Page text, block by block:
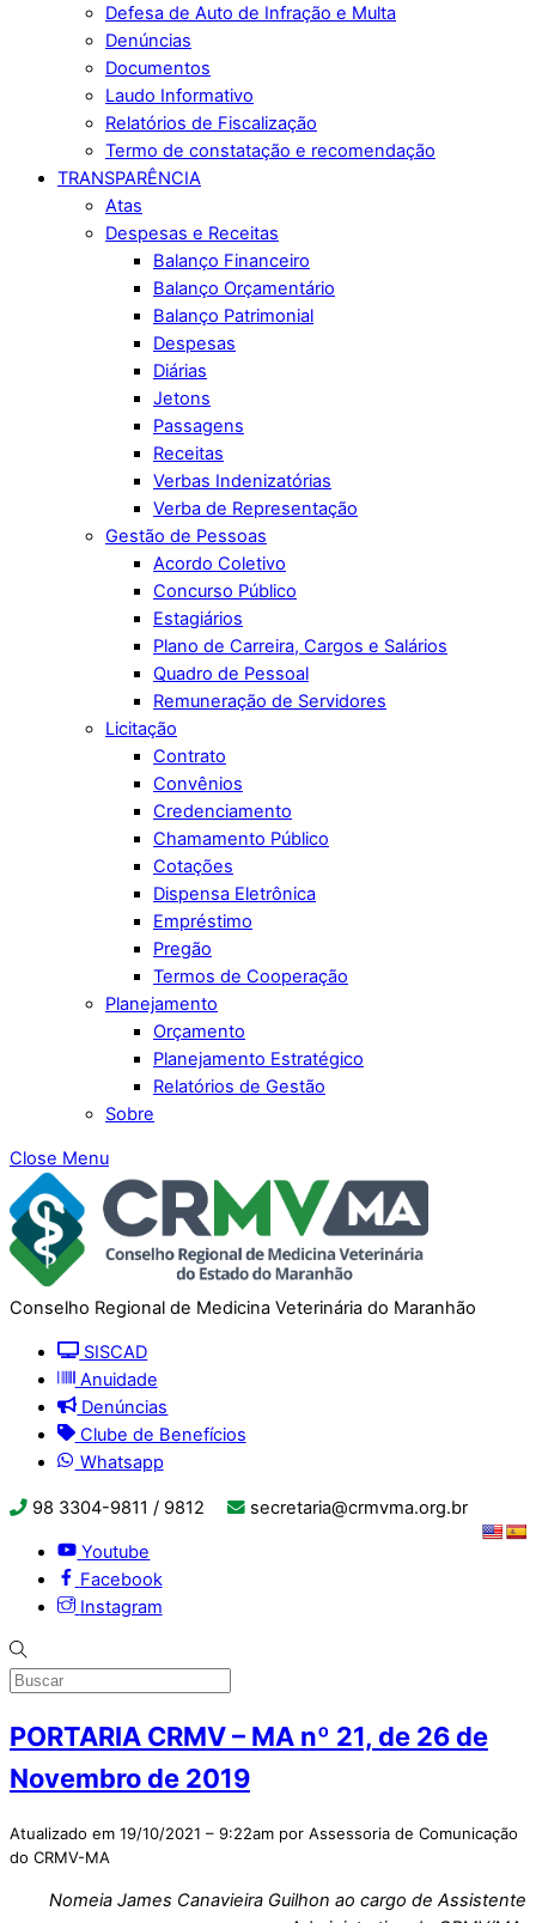
Defesa de Auto de Infração e Multa
Denúncias
Documentos
Laudo Informativo
Relatórios de Fiscalização
Termo de constatação e recomendação
TRANSPARÊNCIA
Atas
Despesas e Receitas
Balanço Financeiro
Balanço Orçamentário
Balanço Patrimonial
Despesas
Diárias
Jetons
Passagens
Receitas
Verbas Indenizatórias
Verba de Representação
Gestão de Pessoas
Acordo Coletivo
Concurso Público
Estagiários
Plano de Carreira, Cargos e Salários
Quadro de Pessoal
Remuneração de Servidores
Licitação
Contrato
Convênios
Credenciamento
Chamamento Público
Cotações
Dispensa Eletrônica
Empréstimo
Pregão
Termos de Cooperação
Planejamento
Orçamento
Planejamento Estratégico
Relatórios de Gestão
Sobre
Close Menu
Conselho Regional de Medicina Veterinária do Maranhão
SISCAD
Anuidade
Denúncias
Clube de Benefícios
Whatsapp
98 3304-9811 / 9812 secretaria@crmvma.org.br
Youtube
Facebook
Instagram
PORTARIA CRMV – MA nº 21, de 26 de
Novembro de 2019
Atualizado em 19/10/2021 – 9:22am por Assessoria de Comunicação
do CRMV-MA
Nomeia James Canavieira Guilhon ao cargo de Assistente